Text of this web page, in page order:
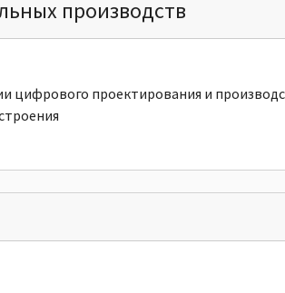
производств
цифрового проектирования и